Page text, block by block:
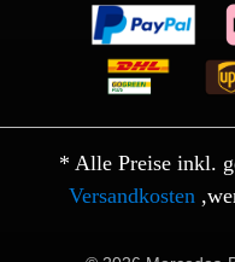
* Alle Preise inkl.
Versandkosten